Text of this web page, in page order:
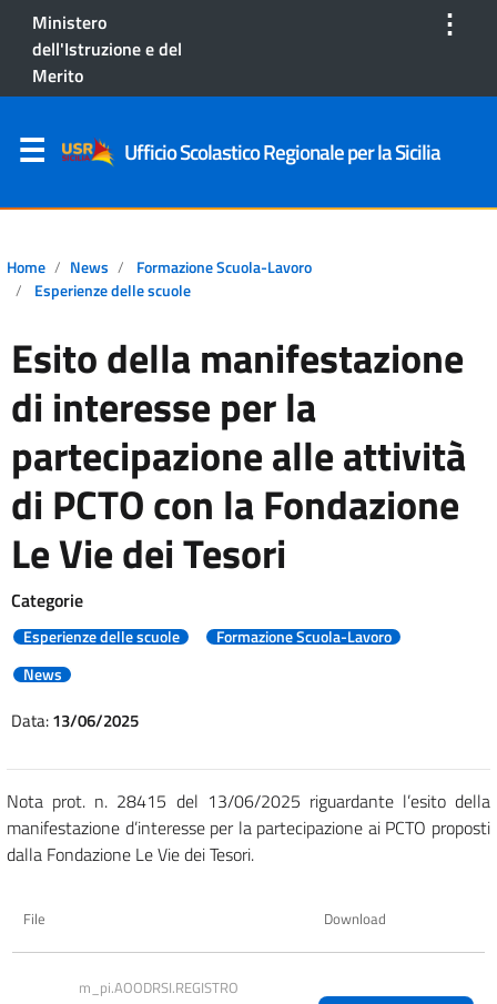
Ministero
dell'Istruzione e del
Merito
⋮
Ufficio Scolastico Regionale per la Sicilia
Home News
Formazione Scuola-Lavoro
Esperienze delle scuole
Esito della manifestazione
di interesse per la
partecipazione alle attività
di PCTO con la Fondazione
Le Vie dei Tesori
Categorie
Esperienze delle scuole
Formazione Scuola-Lavoro
News
Data:13/06/2025
Nota prot. n. 28415 del 13/06/2025 riguardante l’esito della
manifestazione d’interesse per la partecipazione ai PCTO proposti
dalla Fondazione Le Vie dei Tesori.
File Download
m_pi.AOODRSI.REGISTRO